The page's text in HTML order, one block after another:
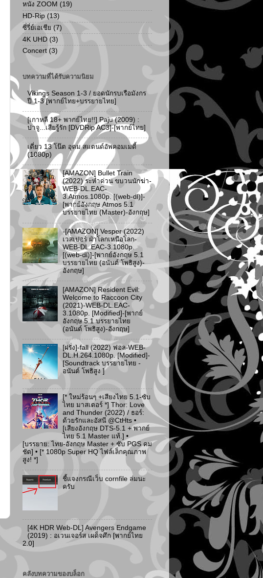
หนัง ZOOM (19)
HD-Rip (13)
ซี่รี่ย์เอเชีย (7)
4K UHD (3)
Concert (3)
บทความที่ได้รับความนิยม
Vikings Season 1-3 / ยอดนักรบเรือมังกร
ปี 1-3 [พากย์ไทย+บรรยายไทย]
[เกาหลี 18+ พากย์ไทย!!] Paju (2009) :
ปาจู...เสียรู้รัก [DVDRip AC3]-[พากย์ไทย]
เดี่ยว 13 โน๊ต อุดม สแตนด์อัพคอมเมดี้
(1080p)
[AMAZON] Bullet Train
(2022) ระห่ำด่วน ขบวนนักฆ่า-
WEB-DL.EAC-
3.Atmos.1080p. [(web-dl)]-
[พากย์อังกฤษ Atmos 5.1
บรรยายไทย (Master)-อังกฤษ]
-[AMAZON] Vesper (2022)
เวสเปอร์ ฝ่าโลกเหนือโลก-
WEB-DL.EAC-3.1080p.
[(web-dl)]-[พากย์อังกฤษ 5.1
บรรยายไทย (อนันต์ โพธิสูง)-
อังกฤษ]
[AMAZON] Resident Evil:
Welcome to Raccoon City
(2021)-WEB-DL.EAC-
3.1080p. [Modified]-[พากย์
อังกฤษ 5.1 บรรยายไทย
(อนันต์ โพธิสูง)-อังกฤษ]
[ฝรั่ง]-fall (2022) ฟอล-WEB-
DL.H.264.1080p. [Modified]-
[Soundtrack บรรยายไทย -
อนันต์ โพธิสูง ]
[* ใหม่ร้อนๆ +เสียงไทย 5.1-ซับ
ไทย มาสเตอร์ *] Thor: Love
and Thunder (2022) / ธอร์:
ด้วยรักและอัสนี @CtHts •
[เสียงอังกฤษ DTS-5.1 + พากย์
ไทย 5.1 Master แท้.] •
[บรรยาย: ไทย-อังกฤษ Master + ซับ PGS คม
ชัด] • [* 1080p Super HQ ไฟล์เล็กคุณภาพ
สูง! *]
ชี้แจงกรณีเว็บ cornfile ล่มนะ
ครับ
[4K HDR Web-DL] Avengers Endgame
(2019) : อเวนเจอร์ส เผด็จศึก [พากย์ไทย
2.0]
คลังบทความของบล็อก